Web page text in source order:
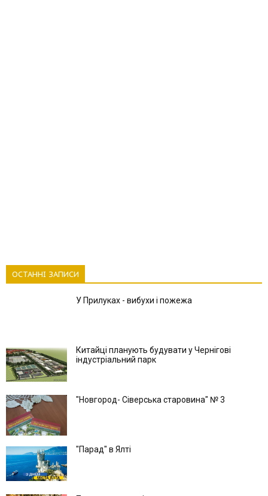
ОСТАННІ ЗАПИСИ
У Прилуках - вибухи і пожежа
Китайці планують будувати у Чернігові
індустріальний парк
"Новгород- Сіверська старовина" № 3
"Парад" в Ялті